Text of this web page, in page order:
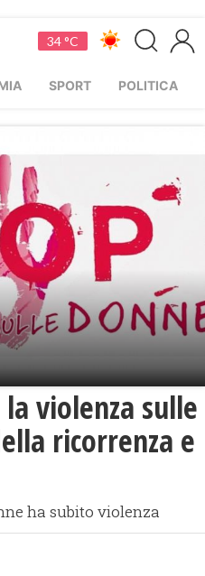
34 °C
SPORT POLITICA
violenza sulle
ricorrenza e
ha subito violenza